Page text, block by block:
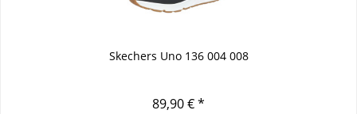
Skechers Uno 136 004 008
89,90 € *